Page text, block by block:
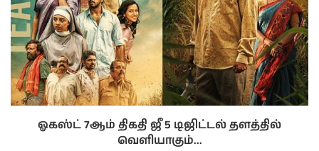
ஓகஸ்ட் 7ஆம் திகதி ஜீ 5 டிஜிட்டல் தளத்தில்
வெளியாகும்...